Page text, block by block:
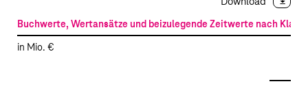
Buchwerte, Wertansätze und beizulegende Zeitwerte nach
in Mio. €